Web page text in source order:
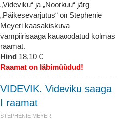
„Videviku“ ja „Noorkuu“ järg
„Päikesevarjutus“ on Stephenie
Meyeri kaasakiskuva
vampiirisaaga kauaoodatud kolmas
raamat.
Hind 18,10 €
Raamat on läbimüüdud!
VIDEVIK. Videviku saaga
I raamat
STEPHENIE MEYER